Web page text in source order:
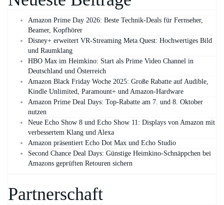
Amazon Prime Day 2026: Beste Technik-Deals für Fernseher,
Beamer, Kopfhörer
Disney+ erweitert VR‑Streaming Meta Quest: Hochwertiges Bild
und Raumklang
HBO Max im Heimkino: Start als Prime Video Channel in
Deutschland und Österreich
Amazon Black Friday Woche 2025: Große Rabatte auf Audible,
Kindle Unlimited, Paramount+ und Amazon‑Hardware
Amazon Prime Deal Days: Top-Rabatte am 7. und 8. Oktober
nutzen
Neue Echo Show 8 und Echo Show 11: Displays von Amazon mit
verbessertem Klang und Alexa
Amazon präsentiert Echo Dot Max und Echo Studio
Second Chance Deal Days: Günstige Heimkino-Schnäppchen bei
Amazons geprüften Retouren sichern
Partnerschaft